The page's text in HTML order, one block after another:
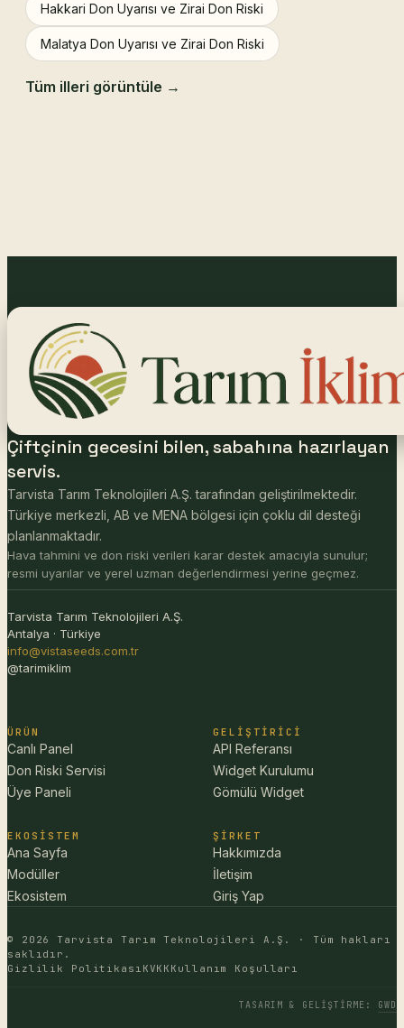
Hakkari Don Uyarısı ve Zirai Don Riski
Malatya Don Uyarısı ve Zirai Don Riski
Tüm illeri görüntüle →
Çiftçinin gecesini bilen, sabahına hazırlayan
servis.
Tarvista Tarım Teknolojileri A.Ş. tarafından geliştirilmektedir.
Türkiye merkezli, AB ve MENA bölgesi için çoklu dil desteği
planlanmaktadır.
Hava tahmini ve don riski verileri karar destek amacıyla sunulur;
resmi uyarılar ve yerel uzman değerlendirmesi yerine geçmez.
Tarvista Tarım Teknolojileri A.Ş.
Antalya · Türkiye
info@vistaseeds.com.tr
@tarimiklim
ÜRÜN
Canlı Panel
Don Riski Servisi
Üye Paneli
GELIŞTIRICI
API Referansı
Widget Kurulumu
Gömülü Widget
EKOSISTEM
Ana Sayfa
Modüller
Ekosistem
ŞIRKET
Hakkımızda
İletişim
Giriş Yap
© 2026 Tarvista Tarım Teknolojileri A.Ş. · Tüm hakları
saklıdır.
Gizlilik Politikası KVKK Kullanım Koşulları
TASARIM & GELIŞTIRME : GWD